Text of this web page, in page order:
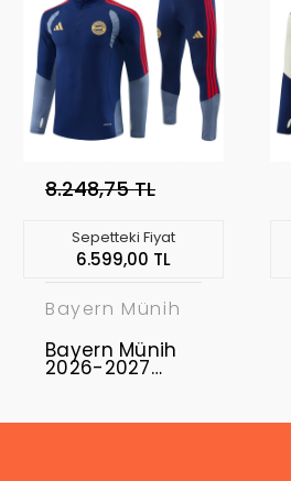
8.248,75 TL
Sepetteki Fiyat
6.599,00 TL
Bayern Münih
Bayern Münih
2026-2027